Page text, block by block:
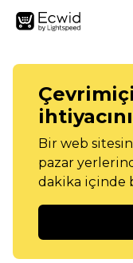
Bir web
pazar
dakika içinde